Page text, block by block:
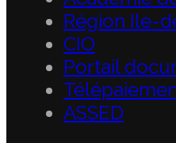
Région Ile-
CIO
Portail
ASSED